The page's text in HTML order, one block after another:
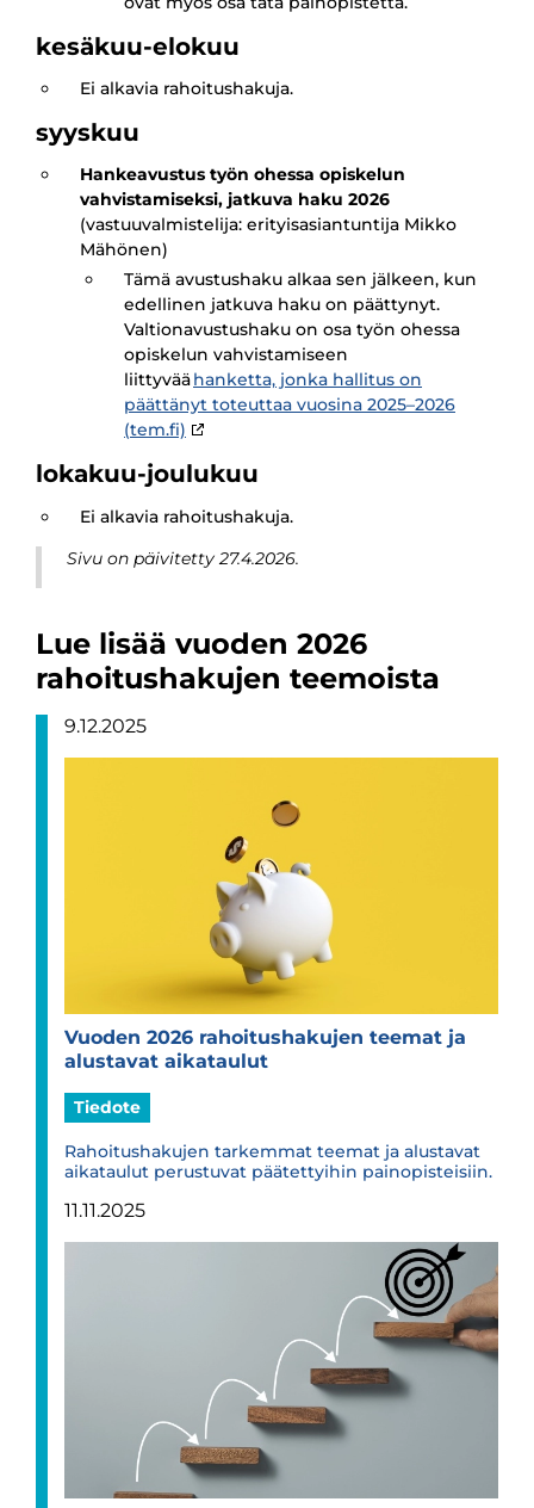
kesäkuu-elokuu
Ei alkavia rahoitushakuja.
syyskuu
Hankeavustus työn ohessa opiskelun
vahvistamiseksi, jatkuva haku 2026
(vastuuvalmistelija: erityisasiantuntija Mikko
Mähönen)
Tämä avustushaku alkaa sen jälkeen, kun
edellinen jatkuva haku on päättynyt.
Valtionavustushaku on osa työn ohessa
opiskelun vahvistamiseen
liittyväähanketta, jonka hallitus on
päättänyt toteuttaa vuosina 2025–2026
(tem.fi)
lokakuu-joulukuu
Ei alkavia rahoitushakuja.
Sivu on päivitetty 27.4.2026.
Lue lisää vuoden 2026
rahoitushakujen teemoista
9.12.2025
Vuo­den 2026 rahoi­tus­ha­ku­jen tee­mat ja
alus­ta­vat aika­tau­lut
Tiedote
Rahoitushakujen tarkemmat teemat ja alustavat
aikataulut perustuvat päätettyihin painopisteisiin.
11.11.2025